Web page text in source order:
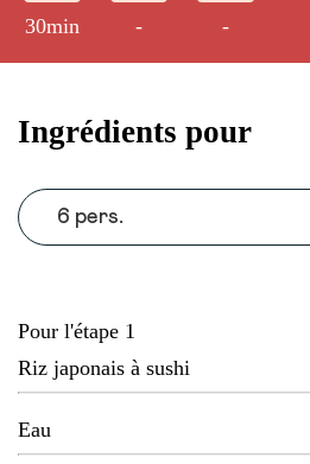
30min - -
Ingrédients pour
6 pers.
Pour l'étape 1
Riz japonais à sushi
Eau